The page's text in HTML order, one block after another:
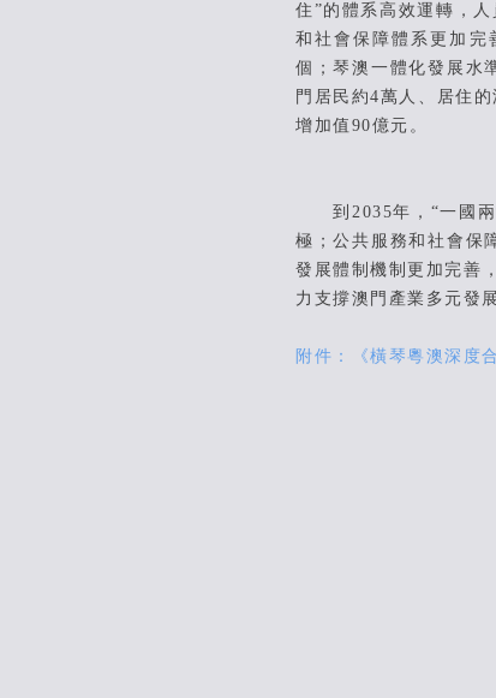
住”的體系高效運轉，
和社會保障體系更加完
個；琴澳一體化發展水
門居民約4萬人、居住
增加值90億元。
到2035年，“一國兩
極；公共服務和社會保
發展體制機制更加完善
力支撐澳門產業多元發
附件：《橫琴粵澳深度